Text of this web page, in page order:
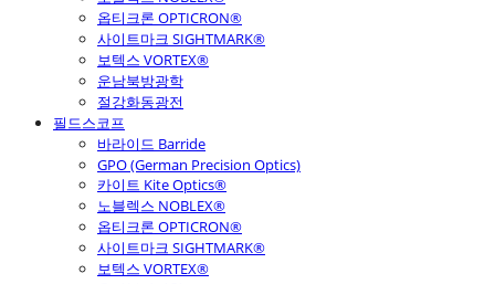
옵티크론 OPTICRON®
사이트마크 SIGHTMARK®
보텍스 VORTEX®
운남북방광학
절강화동광전
필드스코프
바라이드 Barride
GPO (German Precision Optics)
카이트 Kite Optics®
노블렉스 NOBLEX®
옵티크론 OPTICRON®
사이트마크 SIGHTMARK®
보텍스 VORTEX®